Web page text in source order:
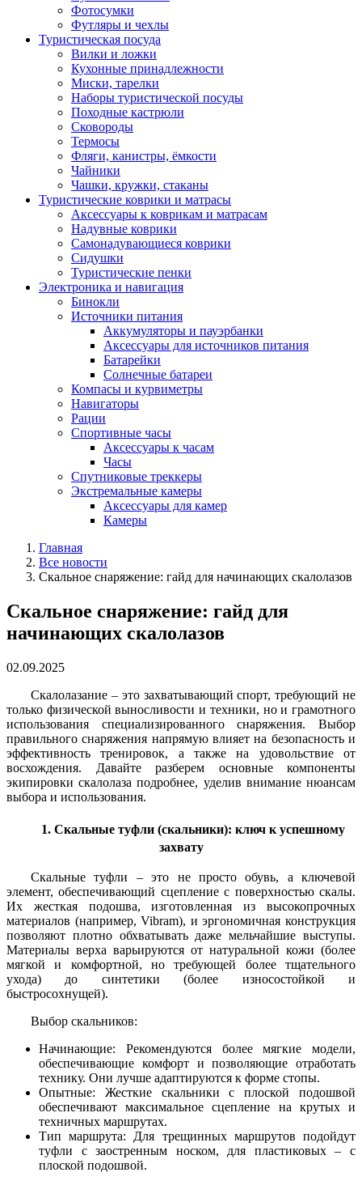
Фотосумки
Футляры и чехлы
Туристическая посуда
Вилки и ложки
Кухонные принадлежности
Миски, тарелки
Наборы туристической посуды
Походные кастрюли
Сковороды
Термосы
Фляги, канистры, ёмкости
Чайники
Чашки, кружки, стаканы
Туристические коврики и матрасы
Аксессуары к коврикам и матрасам
Надувные коврики
Самонадувающиеся коврики
Сидушки
Туристические пенки
Электроника и навигация
Бинокли
Источники питания
Аккумуляторы и пауэрбанки
Аксессуары для источников питания
Батарейки
Солнечные батареи
Компасы и курвиметры
Навигаторы
Рации
Спортивные часы
Аксессуары к часам
Часы
Спутниковые треккеры
Экстремальные камеры
Аксессуары для камер
Камеры
Главная
Все новости
Скальное снаряжение: гайд для начинающих скалолазов
Скальное снаряжение: гайд для
начинающих скалолазов
02.09.2025
Скалолазание – это захватывающий спорт, требующий не
только физической выносливости и техники, но и грамотного
использования специализированного снаряжения. Выбор
правильного снаряжения напрямую влияет на безопасность и
эффективность тренировок, а также на удовольствие от
восхождения. Давайте разберем основные компоненты
экипировки скалолаза подробнее, уделив внимание нюансам
выбора и использования.
1. Скальные туфли (скальники): ключ к успешному
захвату
Скальные туфли – это не просто обувь, а ключевой
элемент, обеспечивающий сцепление с поверхностью скалы.
Их жесткая подошва, изготовленная из высокопрочных
материалов (например, Vibram), и эргономичная конструкция
позволяют плотно обхватывать даже мельчайшие выступы.
Материалы верха варьируются от натуральной кожи (более
мягкой и комфортной, но требующей более тщательного
ухода) до синтетики (более износостойкой и
быстросохнущей).
Выбор скальников:
Начинающие: Рекомендуются более мягкие модели,
обеспечивающие комфорт и позволяющие отработать
технику. Они лучше адаптируются к форме стопы.
Опытные: Жесткие скальники с плоской подошвой
обеспечивают максимальное сцепление на крутых и
техничных маршрутах.
Тип маршрута: Для трещинных маршрутов подойдут
туфли с заостренным носком, для пластиковых – с
плоской подошвой.